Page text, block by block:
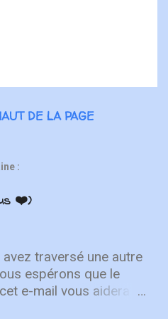
DE LA PAGE
:
❤️)
avez traversé une autre
espérons que le
e-mail vous aidera à